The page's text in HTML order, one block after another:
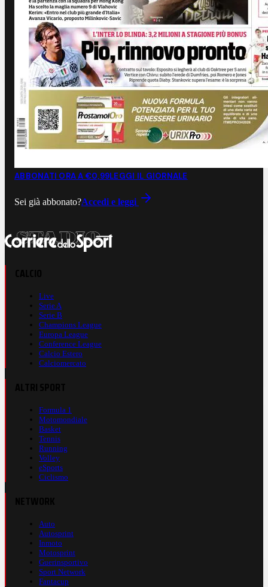
ABBONATI ORA A €0,99LEGGI IL GIORNALE
Sei già abbonato?Accedi e leggi
Live
Serie A
Serie B
Champions League
Europa League
Conference League
Calcio Estero
Calciomercato
Formula 1
Motomondiale
Basket
Tennis
Running
Volley
eSports
Ciclismo
Auto
Autosprint
Inmoto
Motosprint
Guerinsportivo
Sport Network
Fantacup